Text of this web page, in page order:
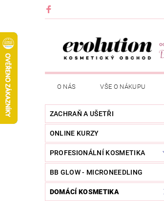
O NÁS VŠE O NÁKUPU
ZACHRAŇ A UŠETŘI
ONLINE KURZY
PROFESIONÁLNÍ KOSMETIKA
BB GLOW - MICRONEEDLING
DOMÁCÍ KOSMETIKA